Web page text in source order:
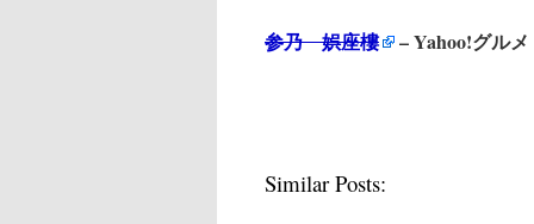
参乃 娯座樓 – Yahoo!グルメ
Similar Posts: